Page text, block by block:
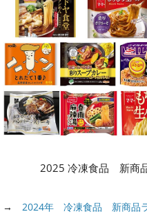
2025 冷凍食品 新商
→ 2024年 冷凍食品 新商品